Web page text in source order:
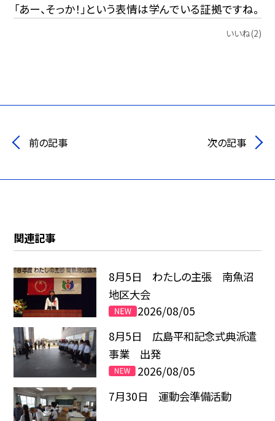
「あー、そっか！」という表情は学んでいる証拠ですね。
いいね(2)
前の記事 次の記事
関連記事
8月5日 わたしの主張 南魚沼
地区大会
2026/08/05
8月5日 広島平和記念式典派遣
事業 出発
2026/08/05
7月30日 運動会準備活動